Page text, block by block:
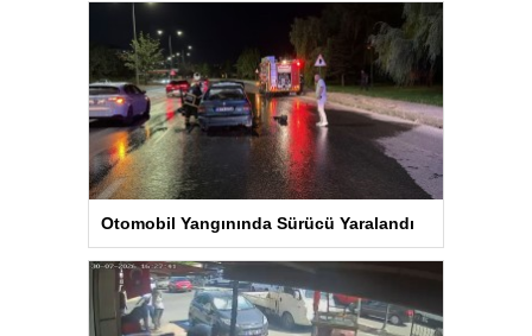
Otomobil Yangınında Sürücü Yaralandı